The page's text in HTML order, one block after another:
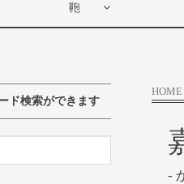
鞄
HOME
-
ド検索ができます